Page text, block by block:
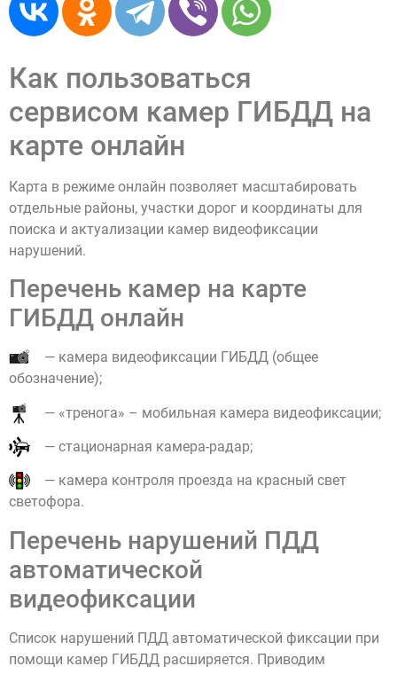
Как пользоваться
сервисом камер ГИБДД на
карте онлайн
Карта в режиме онлайн позволяет масштабировать
отдельные районы, участки дорог и координаты для
поиска и актуализации камер видеофиксации
нарушений.
Перечень камер на карте
ГИБДД онлайн
— камера видеофиксации ГИБДД (общее
обозначение);
— «тренога» – мобильная камера видеофиксации;
— стационарная камера-радар;
— камера контроля проезда на красный свет
светофора.
Перечень нарушений ПДД
автоматической
видеофиксации
Список нарушений ПДД автоматической фиксации при
помощи камер ГИБДД расширяется. Приводим